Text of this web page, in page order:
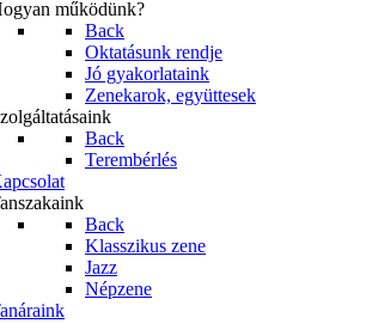
működünk?
Back
Oktatásunk rendje
Jó gyakorlataink
Zenekarok, együttesek
Back
Terembérlés
Back
Klasszikus zene
Jazz
Népzene